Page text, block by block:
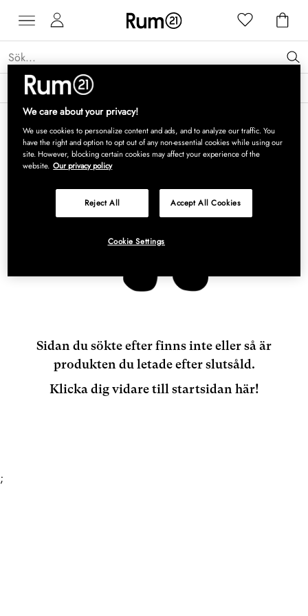
Få 15 % rabatt på Grythyttan Stålmöbler* →
Sidan du sökte efter finns inte eller så är
produkten du letade efter slutsåld.
Klicka dig vidare till startsidan här!
;
We care about your privacy!
We use cookies to personalize content and ads, and to analyze our traffic. You
have the right and option to opt out of any non-essential cookies while using our
site. However, blocking certain cookies may affect your experience of the
website. Our privacy policy
Reject All Accept All Cookies
Cookie Settings